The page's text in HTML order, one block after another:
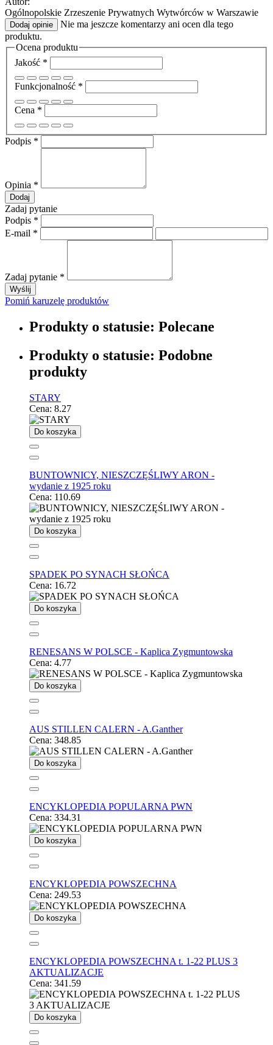
Ogólnopolskie Zrzeszenie Prywatnych Wytwórców w Warszawie
Dodaj opinie
Nie ma jeszcze komentarzy ani ocen dla tego
produktu.
Ocena produktu
Jakość *
Funkcjonalność *
Cena *
Podpis *
Opinia *
Dodaj
Zadaj pytanie
Podpis *
E-mail *
Zadaj pytanie *
Wyślij
Pomiń karuzelę produktów
Produkty o statusie: Polecane
Produkty o statusie: Podobne
produkty
STARY
Cena: 8.27
Do koszyka
BUNTOWNICY, NIESZCZĘŚLIWY ARON -
wydanie z 1925 roku
Cena: 110.69
Do koszyka
SPADEK PO SYNACH SŁOŃCA
Cena: 16.72
Do koszyka
RENESANS W POLSCE - Kaplica Zygmuntowska
Cena: 4.77
Do koszyka
AUS STILLEN CALERN - A.Ganther
Cena: 348.85
Do koszyka
ENCYKLOPEDIA POPULARNA PWN
Cena: 334.31
Do koszyka
ENCYKLOPEDIA POWSZECHNA
Cena: 249.53
Do koszyka
ENCYKLOPEDIA POWSZECHNA t. 1-22 PLUS 3
AKTUALIZACJE
Cena: 341.59
Do koszyka